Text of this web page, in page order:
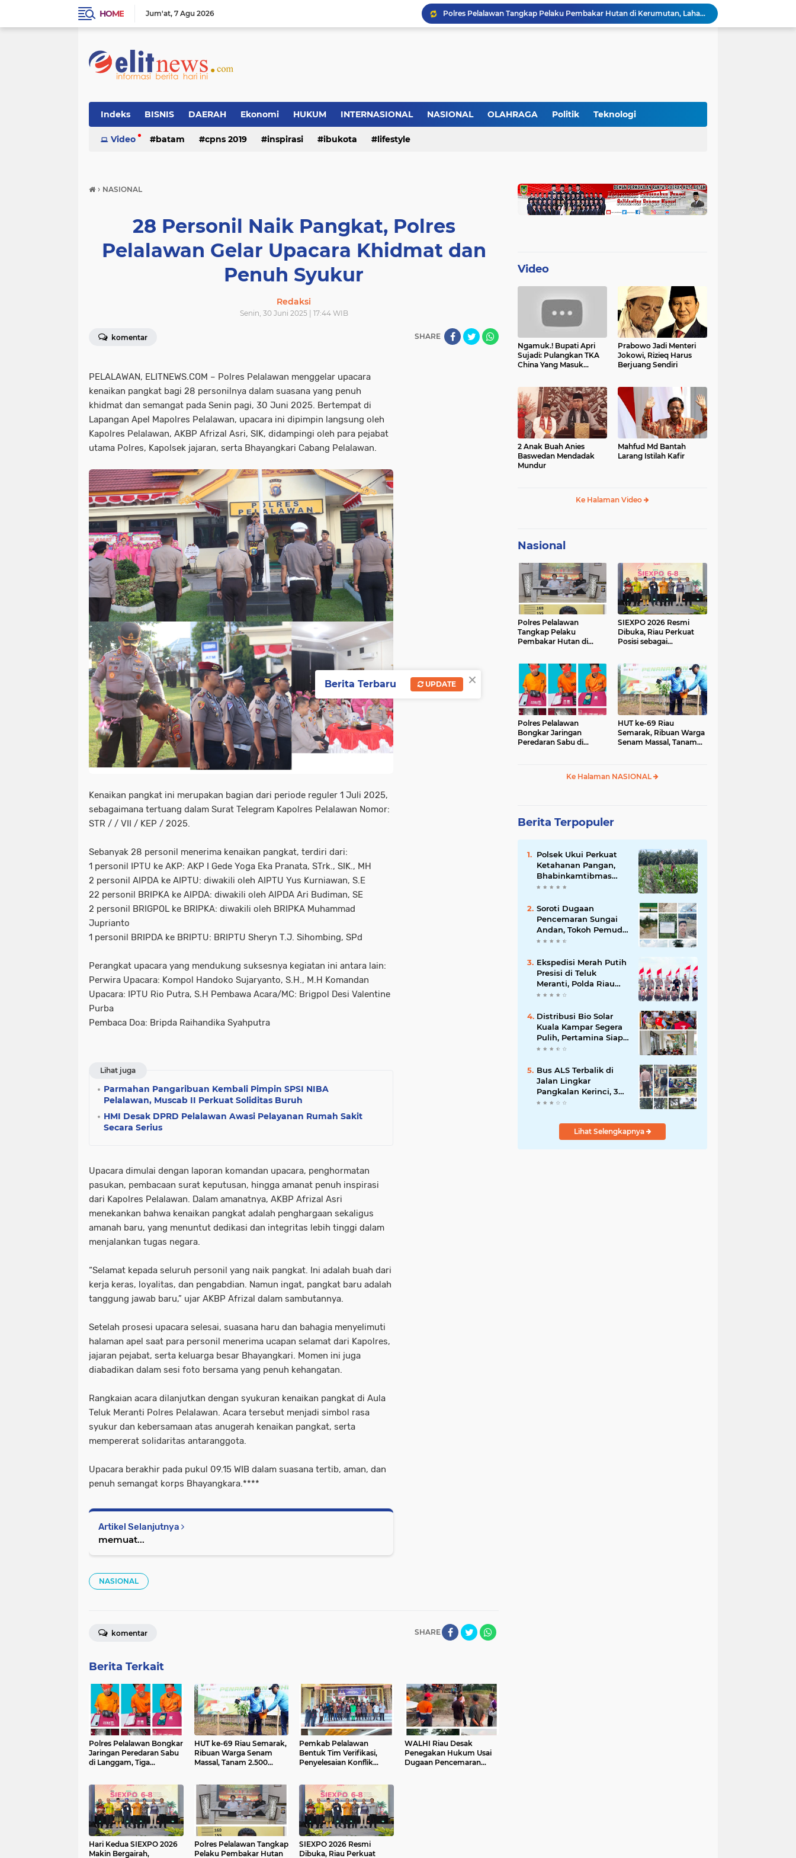
HOME Jum'at 7 Agu 2026
Polres Pelalawan Tangkap Pelaku Pembakar Hutan di Kerumutan, Lahan Gambut Dibuka untuk Kebun Sawit
SIEXPO 2026 Resmi Dibuka, Riau Perkuat Posisi sebagai Barometer Industri Sawit Nasional
Hari Kedua SIEXPO 2026 Makin Bergairah, Transaksi Tembus Rp1,05 Miliar dan Dorongan Palm Oil Institute Menguat
Indeks BISNIS DAERAH Ekonomi HUKUM INTERNASIONAL NASIONAL OLAHRAGA Politik Teknologi
Video batam cpns 2019 inspirasi ibukota lifestyle
› NASIONAL
28 Personil Naik Pangkat, Polres
Pelalawan Gelar Upacara Khidmat dan
Penuh Syukur
Redaksi
Senin, 30 Juni 2025 | 17:44 WIB
komentar SHARE
PELALAWAN, ELITNEWS.COM – Polres Pelalawan menggelar upacara
kenaikan pangkat bagi 28 personilnya dalam suasana yang penuh
khidmat dan semangat pada Senin pagi, 30 Juni 2025. Bertempat di
Lapangan Apel Mapolres Pelalawan, upacara ini dipimpin langsung oleh
Kapolres Pelalawan, AKBP Afrizal Asri, SIK, didampingi oleh para pejabat
utama Polres, Kapolsek jajaran, serta Bhayangkari Cabang Pelalawan.
Kenaikan pangkat ini merupakan bagian dari periode reguler 1 Juli 2025,
sebagaimana tertuang dalam Surat Telegram Kapolres Pelalawan Nomor:
STR / / VII / KEP / 2025.
Sebanyak 28 personil menerima kenaikan pangkat, terdiri dari:
1 personil IPTU ke AKP: AKP I Gede Yoga Eka Pranata, STrk., SIK., MH
2 personil AIPDA ke AIPTU: diwakili oleh AIPTU Yus Kurniawan, S.E
22 personil BRIPKA ke AIPDA: diwakili oleh AIPDA Ari Budiman, SE
2 personil BRIGPOL ke BRIPKA: diwakili oleh BRIPKA Muhammad
Juprianto
1 personil BRIPDA ke BRIPTU: BRIPTU Sheryn T.J. Sihombing, SPd
Perangkat upacara yang mendukung suksesnya kegiatan ini antara lain:
Perwira Upacara: Kompol Handoko Sujaryanto, S.H., M.H Komandan
Upacara: IPTU Rio Putra, S.H Pembawa Acara/MC: Brigpol Desi Valentine
Purba
Pembaca Doa: Bripda Raihandika Syahputra
Lihat juga
Parmahan Pangaribuan Kembali Pimpin SPSI NIBA
Pelalawan, Muscab II Perkuat Soliditas Buruh
HMI Desak DPRD Pelalawan Awasi Pelayanan Rumah Sakit
Secara Serius
Upacara dimulai dengan laporan komandan upacara, penghormatan
pasukan, pembacaan surat keputusan, hingga amanat penuh inspirasi
dari Kapolres Pelalawan. Dalam amanatnya, AKBP Afrizal Asri
menekankan bahwa kenaikan pangkat adalah penghargaan sekaligus
amanah baru, yang menuntut dedikasi dan integritas lebih tinggi dalam
menjalankan tugas negara.
“Selamat kepada seluruh personil yang naik pangkat. Ini adalah buah dari
kerja keras, loyalitas, dan pengabdian. Namun ingat, pangkat baru adalah
tanggung jawab baru,” ujar AKBP Afrizal dalam sambutannya.
Setelah prosesi upacara selesai, suasana haru dan bahagia menyelimuti
halaman apel saat para personil menerima ucapan selamat dari Kapolres,
jajaran pejabat, serta keluarga besar Bhayangkari. Momen ini juga
diabadikan dalam sesi foto bersama yang penuh kehangatan.
Rangkaian acara dilanjutkan dengan syukuran kenaikan pangkat di Aula
Teluk Meranti Polres Pelalawan. Acara tersebut menjadi simbol rasa
syukur dan kebersamaan atas anugerah kenaikan pangkat, serta
mempererat solidaritas antaranggota.
Upacara berakhir pada pukul 09.15 WIB dalam suasana tertib, aman, dan
penuh semangat korps Bhayangkara.****
Artikel Selanjutnya
memuat...
NASIONAL
SHARE
komentar
Berita Terkait
Polres Pelalawan Bongkar
Jaringan Peredaran Sabu
di Langgam, Tiga
HUT ke-69 Riau Semarak,
Ribuan Warga Senam
Massal, Tanam 2.500
Pemkab Pelalawan
Bentuk Tim Verifikasi,
Penyelesaian Konflik
Babak Baru
WALHI Riau Desak
Penegakan Hukum Usai
Dugaan Pencemaran
Hari Kedua SIEXPO 2026
Makin Bergairah,
Polres Pelalawan Tangkap
Pelaku Pembakar Hutan
SIEXPO 2026 Resmi
Dibuka, Riau Perkuat
Video
Ngamuk.! Bupati Apri
Sujadi: Pulangkan TKA
China Yang Masuk
Prabowo Jadi Menteri
Jokowi, Rizieq Harus
Berjuang Sendiri
2 Anak Buah Anies
Baswedan Mendadak
Mundur
Mahfud Md Bantah
Larang Istilah Kafir
Ke Halaman Video
Nasional
Polres Pelalawan
Tangkap Pelaku
Pembakar Hutan di
Kebun Sawit
SIEXPO 2026 Resmi
Dibuka, Riau Perkuat
Posisi sebagai
Polres Pelalawan
Bongkar Jaringan
Peredaran Sabu di
HUT ke-69 Riau
Semarak, Ribuan Warga
Senam Massal, Tanam
Ke Halaman NASIONAL
Berita Terpopuler
Polsek Ukui Perkuat
Ketahanan Pangan,
Bhabinkamtibmas
Pantau Pertumbuhan
Air Hitam
Soroti Dugaan
Pencemaran Sungai
Andan, Tokoh Pemuda
Desak Investigasi PT
Ekspedisi Merah Putih
Presisi di Teluk
Meranti, Polda Riau
dan Polres Pelalawan
Demi Negeri
Distribusi Bio Solar
Kuala Kampar Segera
Pulih, Pertamina Siap
Bergerak
Bus ALS Terbalik di
Jalan Lingkar
Pangkalan Kerinci, 34
Penumpang Selamat,
Ringan
Lihat Selengkapnya
×
Berita Terbaru UPDATE